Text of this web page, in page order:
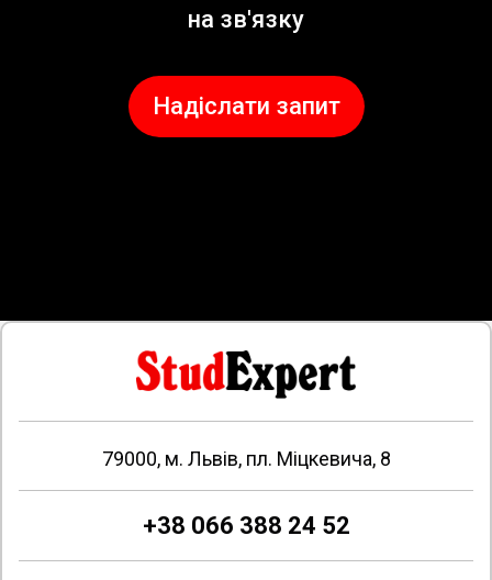
на зв'язку
Надіслати запит
79000, м. Львів, пл. Міцкевича, 8
+38 066 388 24 52